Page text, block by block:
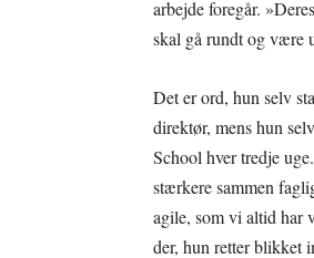
arbejde foregår.
skal gå rundt og være
Det er ord, hun selv
direktør, mens hun
School hver tredje
stærkere sammen
agile, som vi altid har
der, hun retter blikket